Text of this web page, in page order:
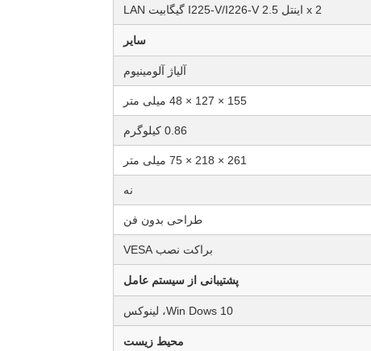
2 x اینتل I225-V/I226-V 2.5 گیگابیت LAN
سایر
آلیاژ آلومینیوم
155 × 127 × 48 میلی متر
0.86 کيلوگرم
261 × 218 × 75 میلی متر
نه
طراحی بدون فن
براکت نصب VESA
پشتیبانی از سیستم عامل
Win Dows 10، لینوکس
محیط زیست